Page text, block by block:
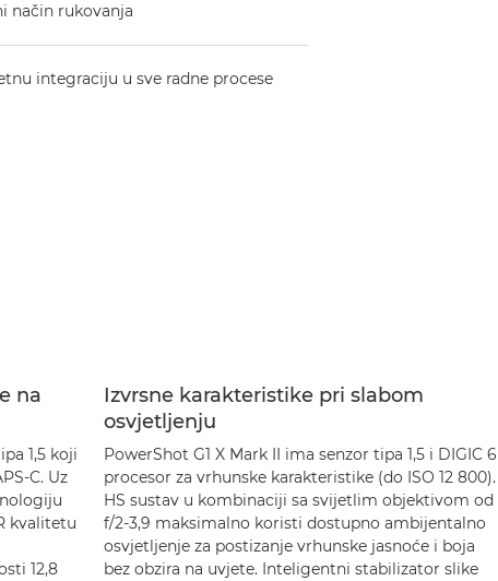
način rukovanja
integraciju u sve radne procese
na
1,5 koji
C. Uz
kvalitetu
12,8
Izvrsne karakteristike pri slabom
osvjetljenju
PowerShot G1 X Mark II ima senzor tipa 1,5 i DIGIC 6
procesor za vrhunske karakteristike (do ISO 12 800).
HS sustav u kombinaciji sa svijetlim objektivom od
f/2-3,9 maksimalno koristi dostupno ambijentalno
osvjetljenje za postizanje vrhunske jasnoće i boja
bez obzira na uvjete. Inteligentni stabilizator slike